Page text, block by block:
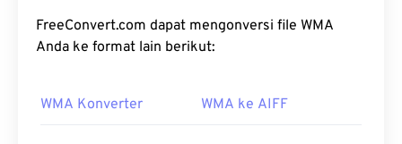
FreeConvert.com dapat mengonversi file WMA
Anda ke format lain berikut:
WMA Konverter WMA ke AIFF